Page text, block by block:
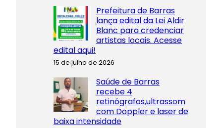
Prefeitura de Barras
lança edital da Lei Aldir
Blanc para credenciar
artistas locais. Acesse
edital aqui!
15 de julho de 2026
Saúde de Barras
recebe 4
retinógrafos,ultrassom
com Doppler e laser de
baixa intensidade